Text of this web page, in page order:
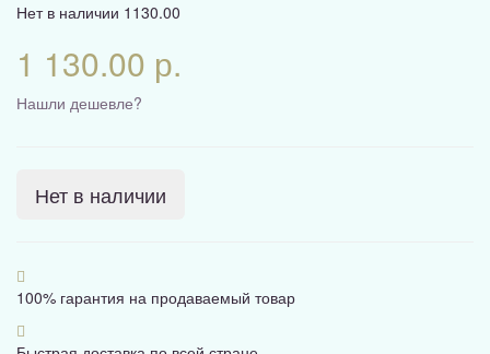
Нет в наличии 1130.00
1 130.00 р.
Нашли дешевле?
Нет в наличии
100% гарантия на продаваемый товар